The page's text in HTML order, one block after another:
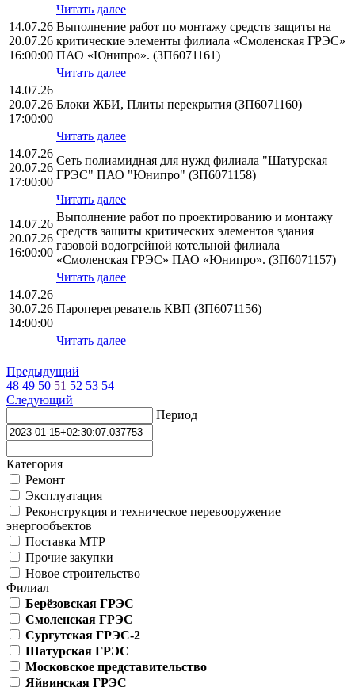
Читать далее
14.07.26
20.07.26
16:00:00
Выполнение работ по монтажу средств защиты на
критические элементы филиала «Смоленская ГРЭС»
ПАО «Юнипро». (ЗП6071161)
Читать далее
14.07.26
20.07.26
17:00:00
Блоки ЖБИ, Плиты перекрытия (ЗП6071160)
Читать далее
14.07.26
20.07.26
17:00:00
Сеть полиамидная для нужд филиала "Шатурская
ГРЭС" ПАО "Юнипро" (ЗП6071158)
Читать далее
14.07.26
20.07.26
16:00:00
Выполнение работ по проектированию и монтажу
средств защиты критических элементов здания
газовой водогрейной котельной филиала
«Смоленская ГРЭС» ПАО «Юнипро». (ЗП6071157)
Читать далее
14.07.26
30.07.26
14:00:00
Пароперегреватель КВП (ЗП6071156)
Читать далее
Предыдущий
48 49 50 51 52 53 54
Следующий
Период
Категория
Ремонт
Эксплуатация
Реконструкция и техническое перевооружение
энергообъектов
Поставка МТР
Прочие закупки
Новое строительство
Филиал
Берёзовская ГРЭС
Смоленская ГРЭС
Сургутская ГРЭС-2
Шатурская ГРЭС
Московское представительство
Яйвинская ГРЭС